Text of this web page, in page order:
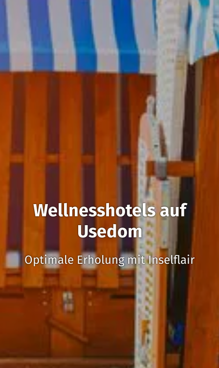
Wellnesshotels auf
Usedom
Optimale Erholung mit Inselflair